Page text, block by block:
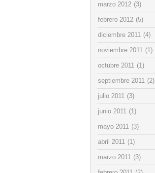
marzo 2012 (3)
febrero 2012 (5)
diciembre 2011 (4)
noviembre 2011 (1)
octubre 2011 (1)
septiembre 2011 (2)
julio 2011 (3)
junio 2011 (1)
mayo 2011 (3)
abril 2011 (1)
marzo 2011 (3)